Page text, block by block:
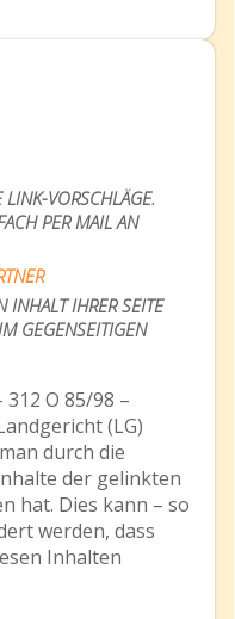
VORSCHLÄGE.
PER MAIL AN
INHALT IHRER SEITE
GEGENSEITIGEN
O 85/98 –
(LG)
durch die
der gelinkten
hat. Dies kann – so
werden, dass
Inhalten